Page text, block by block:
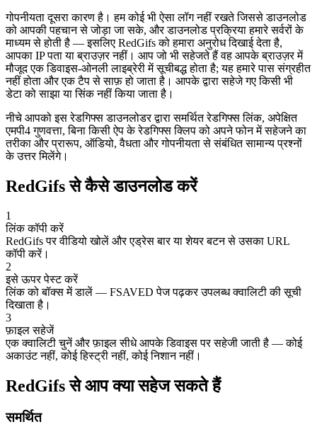
गोपनीयता दूसरा कारण है। हम कोई भी ऐसा लॉग नहीं रखते जिससे डाउनलोड
को आपकी पहचान से जोड़ा जा सके, और डाउनलोड प्रक्रिया हमारे सर्वरों के
माध्यम से होती है — इसलिए RedGifs को हमारा अनुरोध दिखाई देता है,
आपका IP पता या ब्राउज़र नहीं। आप जो भी सहेजते हैं वह आपके ब्राउज़र में
मौजूद एक डिवाइस-ओनली लाइब्रेरी में सूचीबद्ध होता है; यह हमारे पास संग्रहीत
नहीं होता और एक टैप से साफ़ हो जाता है। आपके द्वारा सहेजे गए किसी भी
डेटा को साझा या सिंक नहीं किया जाता है।
नीचे आपको इस रेडगिफ्स डाउनलोडर द्वारा समर्थित रेडगिफ्स लिंक, अपेक्षित
एमपी4 गुणवत्ता, बिना किसी ऐप के रेडगिफ्स क्लिप को अपने फोन में सहेजने का
तरीका और प्रारूप, ऑडियो, वैधता और गोपनीयता से संबंधित सामान्य प्रश्नों
के उत्तर मिलेंगे।
RedGifs से कैसे डाउनलोड करें
1
लिंक कॉपी करें
RedGifs पर वीडियो खोलें और एड्रेस बार या शेयर बटन से उसका URL
कॉपी करें।
2
इसे ऊपर पेस्ट करें
लिंक को बॉक्स में डालें — FSAVED पेज पढ़कर उपलब्ध क्वालिटी की सूची
दिखाता है।
3
फ़ाइल सहेजें
एक क्वालिटी चुनें और फ़ाइल सीधे आपके डिवाइस पर सहेजी जाती है — कोई
अकाउंट नहीं, कोई हिस्ट्री नहीं, कोई निशान नहीं।
RedGifs से आप क्या सहेज सकते हैं
समर्थित